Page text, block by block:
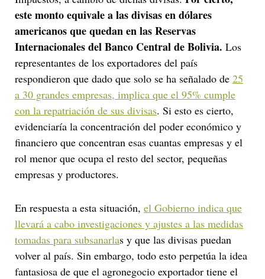
este monto equivale a las divisas en dólares
americanos que quedan en las Reservas
Internacionales del Banco Central de Bolivia. Los
representantes de los exportadores del país
respondieron que dado que solo se ha señalado de 25
a 30 grandes empresas, implica que el 95% cumple
con la repatriación de sus divisas. Si esto es cierto,
evidenciaría la concentración del poder económico y
financiero que concentran esas cuantas empresas y el
rol menor que ocupa el resto del sector, pequeñas
empresas y productores.
En respuesta a esta situación, el Gobierno indica que
llevará a cabo investigaciones y ajustes a las medidas
tomadas para subsanarlas y que las divisas puedan
volver al país. Sin embargo, todo esto perpetúa la idea
fantasiosa de que el agronegocio exportador tiene el